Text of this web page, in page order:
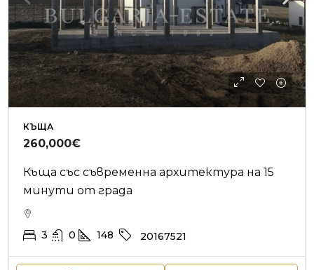
КЪЩА
260,000€
Къща със съвременна архитектура на 15
минути от града
3 0 148 20167521